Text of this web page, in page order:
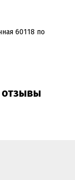
60118 по
отзывы